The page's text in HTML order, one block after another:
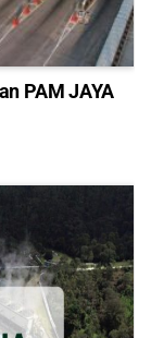
PAM JAYA